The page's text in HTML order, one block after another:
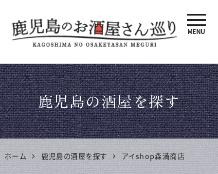
鹿児島のお酒屋さん巡り |
鹿児島県酒販協同組合連合
会 公式サイト
MENU
鹿児島の酒屋を探す
ホーム 鹿児島の酒屋を探す アイshop森満商店